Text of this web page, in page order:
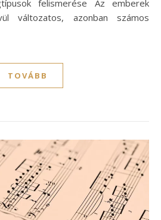
felismerése Az emberek
változatos, azonban számos
TOVÁBB